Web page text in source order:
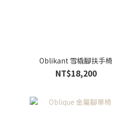
Oblikant 雪橇腳扶手椅
NT$18,200